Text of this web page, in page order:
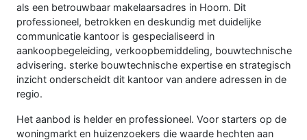
als een betrouwbaar makelaarsadres in Hoorn. Dit
professioneel, betrokken en deskundig met duidelijke
communicatie kantoor is gespecialiseerd in
aankoopbegeleiding, verkoopbemiddeling, bouwtechnische
advisering. sterke bouwtechnische expertise en strategisch
inzicht onderscheidt dit kantoor van andere adressen in de
regio.
Het aanbod is helder en professioneel. Voor starters op de
woningmarkt en huizenzoekers die waarde hechten aan